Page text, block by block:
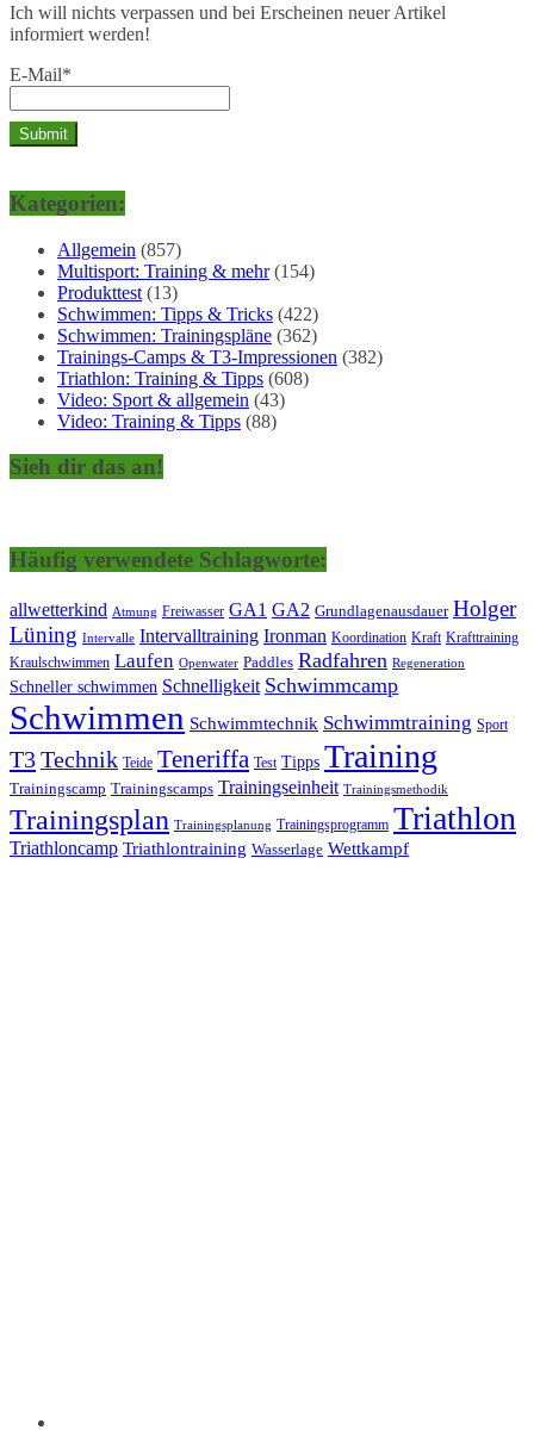
Ich will nichts verpassen und bei Erscheinen neuer Artikel
informiert werden!
E-Mail*
Kategorien:
Allgemein (857)
Multisport: Training & mehr(154)
Produkttest (13)
Schwimmen: Tipps & Tricks (422)
Schwimmen: Trainingspläne (362)
Trainings-Camps & T3-Impressionen (382)
Triathlon: Training & Tipps (608)
Video: Sport & allgemein (43)
Video: Training & Tipps (88)
Sieh dir das an!
Häufig verwendete Schlagworte:
allwetterkind Atmung Freiwasser GA1 GA2 Grundlagenausdauer Holger
Lüning Intervalle Intervalltraining Ironman Koordination Kraft Krafttraining
Kraulschwimmen Laufen Openwater Paddles Radfahren Regeneration
Schneller schwimmen Schnelligkeit Schwimmcamp
Schwimmen Schwimmtechnik Schwimmtraining Sport
T3Technik Teide Teneriffa Test Tipps Training
Trainingscamp Trainingscamps Trainingseinheit Trainingsmethodik
Trainingsplan Trainingsplanung Trainingsprogramm Triathlon
Triathloncamp Triathlontraining Wasserlage Wettkampf